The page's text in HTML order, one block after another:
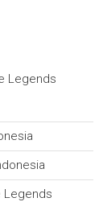
Legends
Legends